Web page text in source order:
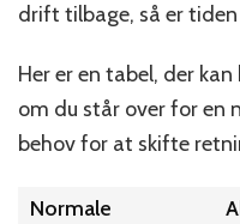
drift tilbage, så er
Her er en tabel, der
om du står over for en
behov for at skifte
Normale